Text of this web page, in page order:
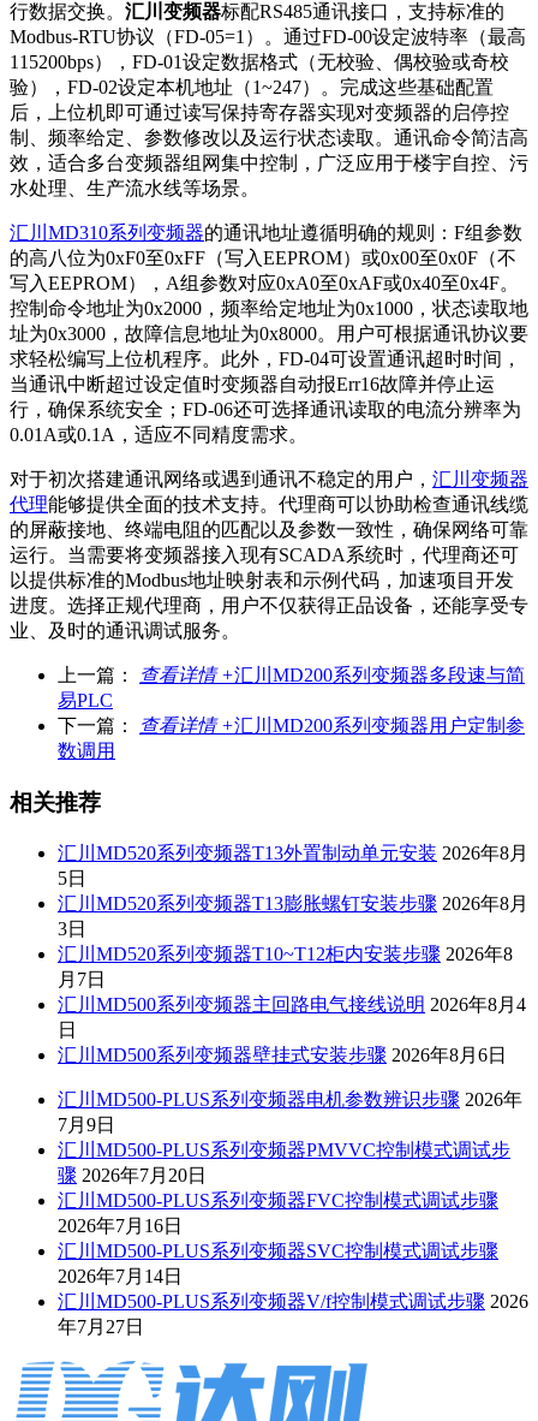
行数据交换。 汇川变频器标配RS485通讯接口，支持标准的
Modbus-RTU协议（FD-05=1）。通过FD-00设定波特率（最高
115200bps），FD-01设定数据格式（无校验、偶校验或奇校
验），FD-02设定本机地址（1~247）。完成这些基础配置
后，上位机即可通过读写保持寄存器实现对变频器的启停控
制、频率给定、参数修改以及运行状态读取。通讯命令简洁高
效，适合多台变频器组网集中控制，广泛应用于楼宇自控、污
水处理、生产流水线等场景。
汇川MD310系列变频器的通讯地址遵循明确的规则：F组参数
的高八位为0xF0至0xFF（写入EEPROM）或0x00至0x0F（不
写入EEPROM），A组参数对应0xA0至0xAF或0x40至0x4F。
控制命令地址为0x2000，频率给定地址为0x1000，状态读取地
址为0x3000，故障信息地址为0x8000。用户可根据通讯协议要
求轻松编写上位机程序。此外，FD-04可设置通讯超时时间，
当通讯中断超过设定值时变频器自动报Err16故障并停止运
行，确保系统安全；FD-06还可选择通讯读取的电流分辨率为
0.01A或0.1A，适应不同精度需求。
对于初次搭建通讯网络或遇到通讯不稳定的用户， 汇川变频器
代理能够提供全面的技术支持。代理商可以协助检查通讯线缆
的屏蔽接地、终端电阻的匹配以及参数一致性，确保网络可靠
运行。当需要将变频器接入现有SCADA系统时，代理商还可
以提供标准的Modbus地址映射表和示例代码，加速项目开发
进度。选择正规代理商，用户不仅获得正品设备，还能享受专
业、及时的通讯调试服务。
上一篇： 查看详情 +汇川MD200系列变频器多段速与简
易PLC
下一篇：
查看详情 +汇川MD200系列变频器用户定制参
数调用
相关推荐
汇川MD520系列变频器T13外置制动单元安装 2026年8月
5日
汇川MD520系列变频器T13膨胀螺钉安装步骤 2026年8月
3日
汇川MD520系列变频器T10~T12柜内安装步骤 2026年8
月7日
汇川MD500系列变频器主回路电气接线说明 2026年8月4
日
汇川MD500系列变频器壁挂式安装步骤 2026年8月6日
汇川MD500-PLUS系列变频器电机参数辨识步骤 2026年
7月9日
汇川MD500-PLUS系列变频器PMVVC控制模式调试步
骤 2026年7月20日
汇川MD500-PLUS系列变频器FVC控制模式调试步骤
2026年7月16日
汇川MD500-PLUS系列变频器SVC控制模式调试步骤
2026年7月14日
汇川MD500-PLUS系列变频器V/f控制模式调试步骤 2026
年7月27日